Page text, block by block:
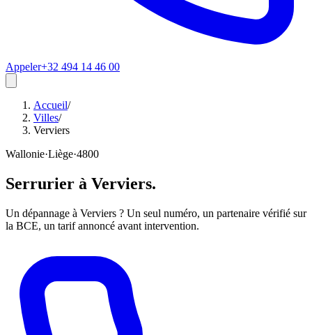
Appeler+32 494 14 46 00
Accueil/
Villes/
Verviers
Wallonie·Liège·4800
Serrurier à Verviers.
Un dépannage à Verviers ? Un seul numéro, un partenaire vérifié sur
la BCE, un tarif annoncé avant intervention.